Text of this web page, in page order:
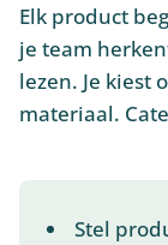
Elk product
je team
lezen. Je kiest
materiaal.
Stel